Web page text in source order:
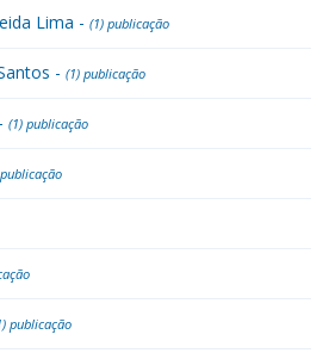
Lima - (1) publicação
- (1) publicação
(1) publicação
publicação